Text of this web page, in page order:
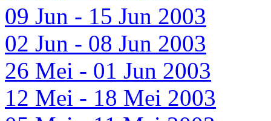
09 Jun - 15 Jun 2003
02 Jun - 08 Jun 2003
26 Mei - 01 Jun 2003
12 Mei - 18 Mei 2003